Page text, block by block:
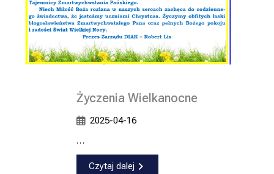
Życzenia Wielkanocne
2025-04-16
…
Czytaj dalej